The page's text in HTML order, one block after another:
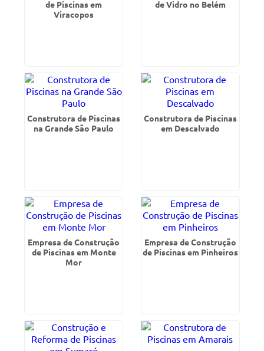
de Piscinas em
Viracopos
de Vidro no Belém
Construtora de Piscinas
na Grande São Paulo
Construtora de Piscinas
em Descalvado
Empresa de Construção
de Piscinas em Monte
Mor
Empresa de Construção
de Piscinas em Pinheiros